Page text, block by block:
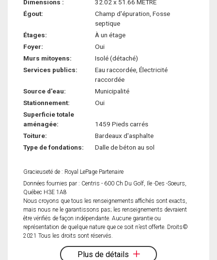
Dimensions :
32.02 x 51.66 METRE
Égout:
Champ d'épuration, Fosse
septique
Étages:
À un étage
Foyer:
Oui
Murs mitoyens:
Isolé (détaché)
Services publics:
Eau raccordée, Électricité
raccordée
Source d'eau:
Municipalité
Stationnement:
Oui
Superficie totale
aménagée:
1459 Pieds carrés
Toiture:
Bardeaux d'asphalte
Type de fondations:
Dalle de béton au sol
Gracieuseté de : Royal LePage Partenaire
Données fournies par : Centris - 600 Ch Du Golf, Ile -Des -Soeurs,
Québec H3E 1A8
Nous croyons que tous les renseignements affichés sont exacts,
mais nous ne le garantissons pas; les renseignements devraient
être vérifiés de façon indépendante. Aucune garantie ou
représentation de quelque nature que ce soit n’est offerte. Droits©
2021 Tous les droits sont réservés.
Plus de détails